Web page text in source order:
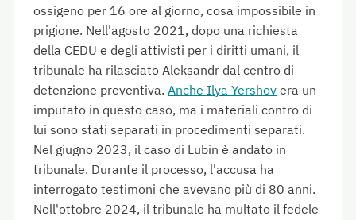
ossigeno per 16 ore al giorno, cosa impossibile in
prigione. Nell'agosto 2021, dopo una richiesta
della CEDU e degli attivisti per i diritti umani, il
tribunale ha rilasciato Aleksandr dal centro di
detenzione preventiva. Anche Ilya Yershov era un
imputato in questo caso, ma i materiali contro di
lui sono stati separati in procedimenti separati.
Nel giugno 2023, il caso di Lubin è andato in
tribunale. Durante il processo, l'accusa ha
interrogato testimoni che avevano più di 80 anni.
Nell'ottobre 2024, il tribunale ha multato il fedele